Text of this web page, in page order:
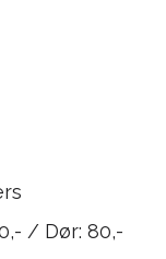
/ Dør: 80,-